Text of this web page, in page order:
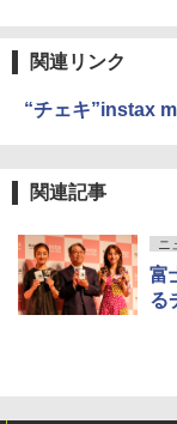
関連リンク
“チェキ”instax
関連記事
ニ
富
る